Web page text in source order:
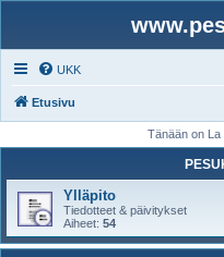
UKK
Etusivu
Tänään on La
Ylläpito
Tiedotteet & päivitykset
Aiheet: 54